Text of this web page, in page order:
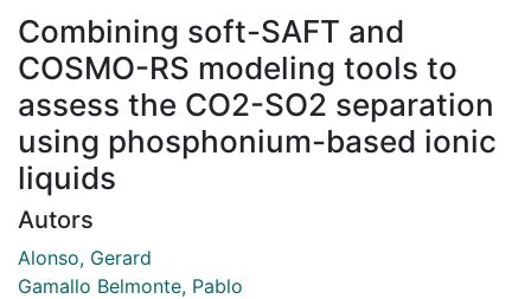
Combining soft-SAFT and
COSMO-RS modeling tools to
assess the CO2-SO2 separation
using phosphonium-based ionic
liquids
Autors
Alonso, Gerard
Gamallo Belmonte, Pablo